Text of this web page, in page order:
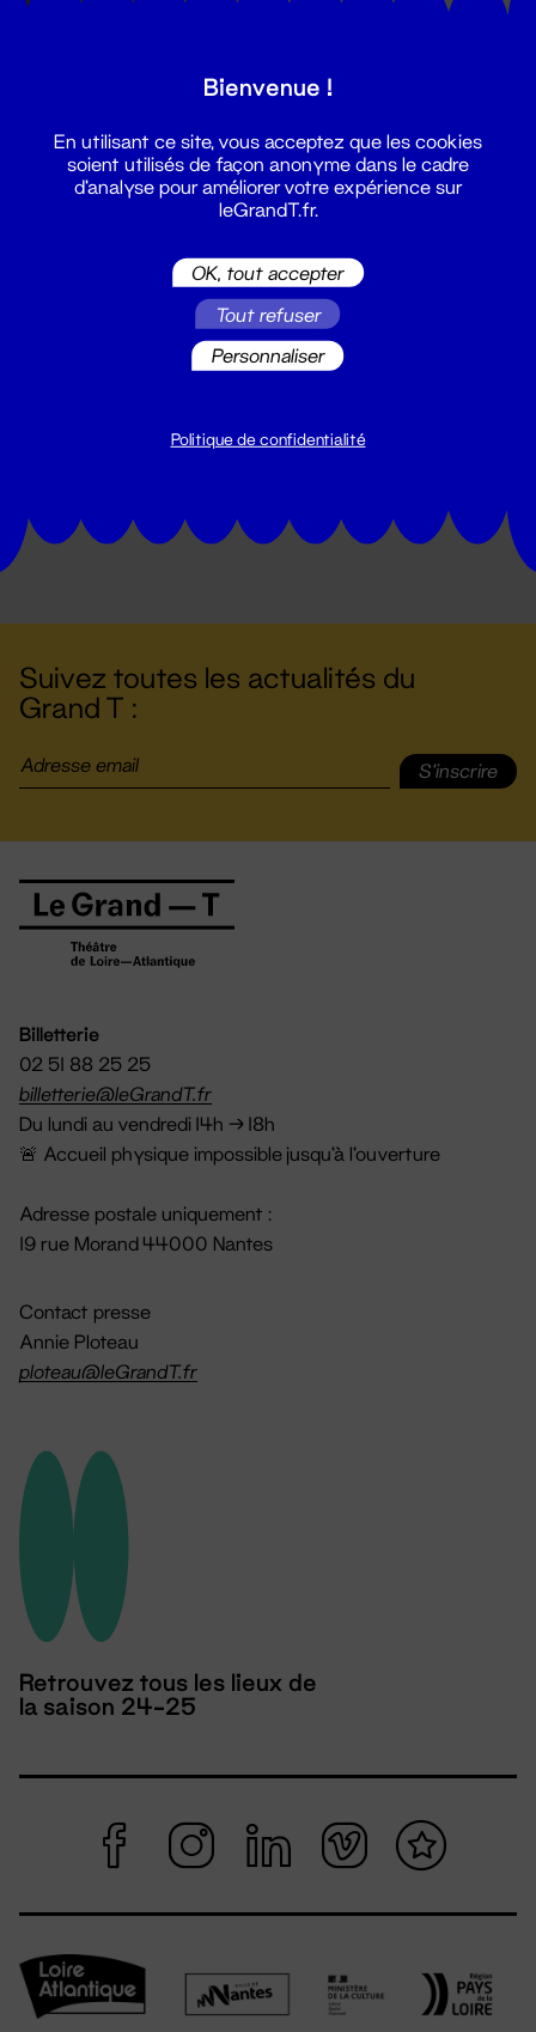
Cirque
Tout est bien !
16 nov. - 15 déc. 2019
Suivez toutes les actualités du
Grand T :
S'inscrire
Billetterie
02 51 88 25 25
billetterie@leGrandT.fr
Du lundi au vendredi 14h → 18h
🚨 Accueil physique impossible jusqu'à l'ouverture
Adresse postale uniquement :
19 rue Morand 44000 Nantes
Contact presse
Annie Ploteau
ploteau@leGrandT.fr
Retrouvez tous les lieux de
la saison 24-25
Bienvenue !
En utilisant ce site, vous acceptez que les cookies
soient utilisés de façon anonyme dans le cadre
d'analyse pour améliorer votre expérience sur
leGrandT.fr.
OK, tout accepter
Tout refuser
Personnaliser
Politique de confidentialité